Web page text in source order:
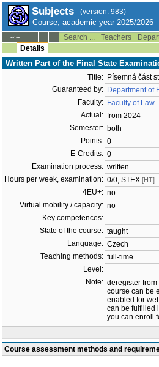
Subjects (version: 983)
Course, academic year 2025/2026
--:-- Search ... Teachers
Details
Written Part of the Final State
Title: Písemná část
Guaranteed by: Department of
Faculty: Faculty of Law
Actual: from 2024
Semester: both
Points: 0
E-Credits: 0
Examination process: written
Hours per week, examination: 0/0, STEX [HT]
4EU+: no
Virtual mobility / capacity: no
Key competences:
State of the course: taught
Language: Czech
Teaching methods: full-time
Level:
Note: deregister
course can be
enabled for
can be fulfilled
you can enroll
Course assessment methods and